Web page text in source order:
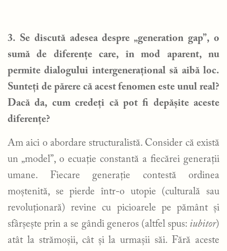
3. Se discută adesea despre „generation gap”, o
sumă de diferențe care, în mod aparent, nu
permite dialogului intergenerațional să aibă loc.
Sunteți de părere că acest fenomen este unul real?
Dacă da, cum credeți că pot fi depășite aceste
diferențe?
Am aici o abordare structuralistă. Consider că există
un „model”, o ecuație constantă a fiecărei generații
umane. Fiecare generație contestă ordinea
moștenită, se pierde într-o utopie (culturală sau
revoluționară) revine cu picioarele pe pământ și
sfârșește prin a se gândi generos (altfel spus: iubitor)
atât la strămoșii, cât și la urmașii săi. Fără aceste